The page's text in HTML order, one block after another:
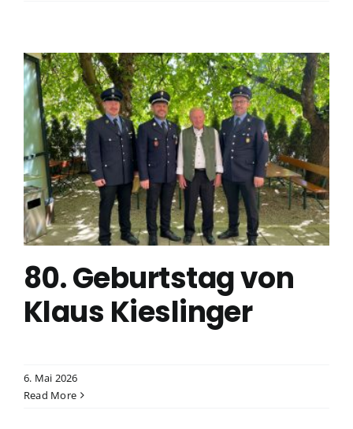
80. Geburtstag von
Klaus Kieslinger
6. Mai 2026
Read More